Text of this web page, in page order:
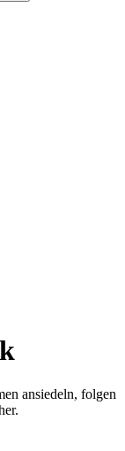
ansiedeln, folgen